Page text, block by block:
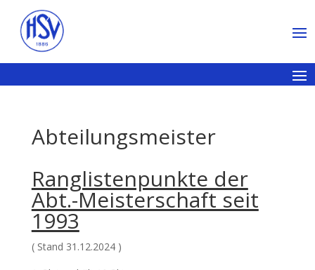
Abteilungsmeister
Ranglistenpunkte der
Abt.-Meisterschaft seit
1993
( Stand 31.12.2024 )